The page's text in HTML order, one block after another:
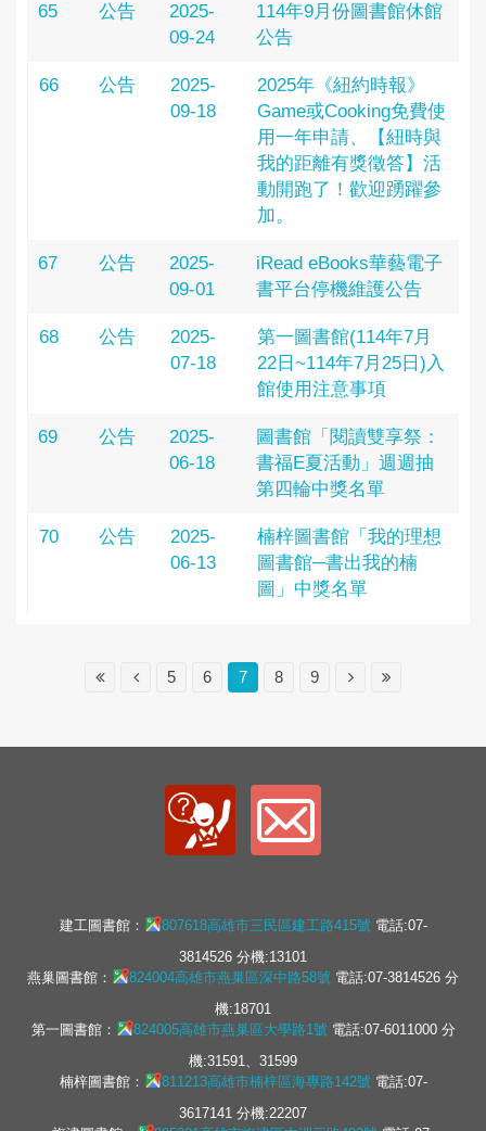
65 公告
2025-
09-24
114年9月份圖書館休館
公告
66 公告
2025-
09-18
2025年《紐約時報》
Game或Cooking免費使
用一年申請、【紐時與
我的距離有獎徵答】活
動開跑了！歡迎踴躍參
加。
67 公告
2025-
09-01
iRead eBooks華藝電子
書平台停機維護公告
68 公告
2025-
07-18
第一圖書館(114年7月
22日~114年7月25日)入
館使用注意事項
69 公告
2025-
06-18
圖書館「閱讀雙享祭：
書福E夏活動」週週抽
第四輪中獎名單
70 公告
2025-
06-13
楠梓圖書館「我的理想
圖書館─書出我的楠
圖」中獎名單
5 6 7 8 9
建工圖書館： 807618高雄市三民區建工路415號電話:07-
3814526 分機:13101
燕巢圖書館：
824004高雄市燕巢區深中路58號 電話:07-3814526 分
機:18701
第一圖書館：
824005高雄市燕巢區大學路1號電話:07-6011000 分
機:31591、31599
楠梓圖書館：
811213高雄市楠梓區海專路142號電話:07-
3617141 分機:22207